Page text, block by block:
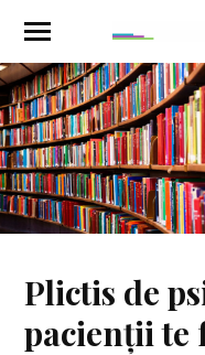
Plictis de
pacienții te